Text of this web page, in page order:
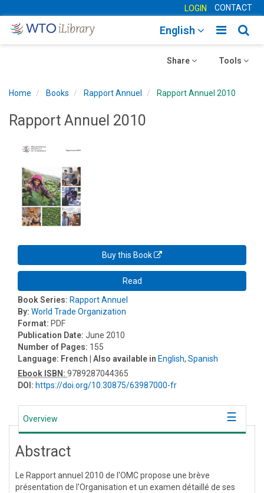
LOGIN CONTACT
Toggle
English
Toggle
Tools
Toggle
Share
Home Books Rapport Annuel Rapport Annuel 2010
Rapport Annuel 2010
Buy this Book
Read
Book Series: Rapport Annuel
By: World Trade Organization
Format: PDF
Publication Date: June 2010
Number of Pages: 155
Language: French | Also available in English, Spanish
Ebook ISBN: 9789287044365
DOI: https://doi.org/10.30875/63987000-fr
Overview
Abstract
Le Rapport annuel 2010 de l'OMC propose une brève
présentation de l'Organisation et un examen détaillé de ses